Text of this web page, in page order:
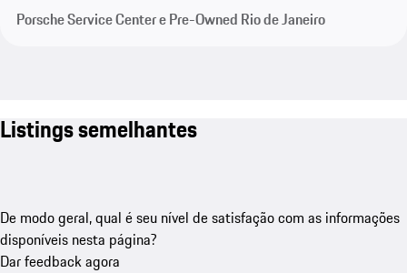
Porsche Service Center e Pre-Owned Rio de Janeiro
Listings semelhantes
De modo geral, qual é seu nível de satisfação com as informações
disponíveis nesta página?
Dar feedback agora